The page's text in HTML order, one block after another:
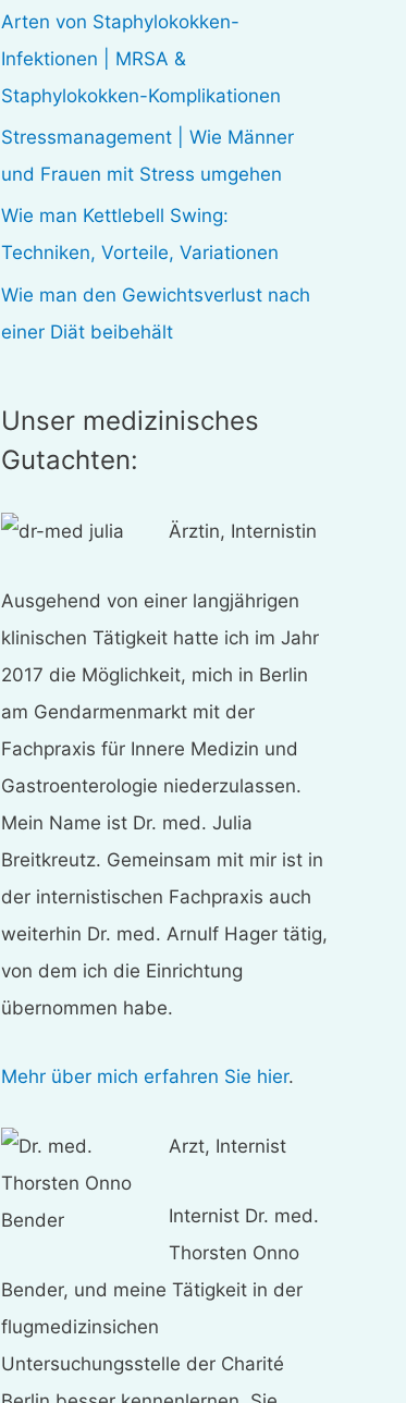
a
c
h
:
Arten von Staphylokokken-
Infektionen | MRSA &
Staphylokokken-Komplikationen
Stressmanagement | Wie Männer
und Frauen mit Stress umgehen
Wie man Kettlebell Swing:
Techniken, Vorteile, Variationen
Wie man den Gewichtsverlust nach
einer Diät beibehält
Unser medizinisches
Gutachten:
Ärztin, Internistin
Ausgehend von einer langjährigen
klinischen Tätigkeit hatte ich im Jahr
2017 die Möglichkeit, mich in Berlin
am Gendarmenmarkt mit der
Fachpraxis für Innere Medizin und
Gastroenterologie niederzulassen.
Mein Name ist Dr. med. Julia
Breitkreutz. Gemeinsam mit mir ist in
der internistischen Fachpraxis auch
weiterhin Dr. med. Arnulf Hager tätig,
von dem ich die Einrichtung
übernommen habe.
Mehr über mich erfahren Sie hier.
Arzt, Internist
Internist Dr. med.
Thorsten Onno
Bender, und meine Tätigkeit in der
flugmedizinsichen
Untersuchungsstelle der Charité